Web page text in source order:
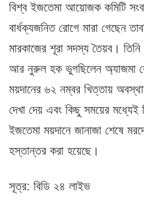
বিশ্ব ইজতেমা আয়োজক কমিটি
বার্ধক্যজনিত রোগে মারা গেছেন
মারকাজের শূরা সদস্য তৈয়ব। তিনি
আর নুরুল হক ভুগছিলেন অ্যাজমা
ময়দানের ৬২ নম্বর খিত্তায়
দেখা দেয় এবং কিছু সময়ের মধ্যেই
ইজতেমা ময়দানে জানাজা শেষে
হস্তান্তর করা হয়েছে।
সূত্র: বিডি ২৪ লাইভ